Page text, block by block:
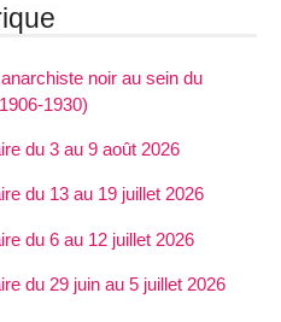
noir au sein du
1930)
du 3 au 9 août 2026
du 13 au 19 juillet 2026
du 6 au 12 juillet 2026
du 29 juin au 5 juillet 2026